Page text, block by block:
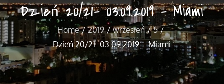
Dzień 20/21- 03.09.2019 – Miami
Home 2019 wrzesień
5
Dzień 20/21- 03.09.2019 – Miami